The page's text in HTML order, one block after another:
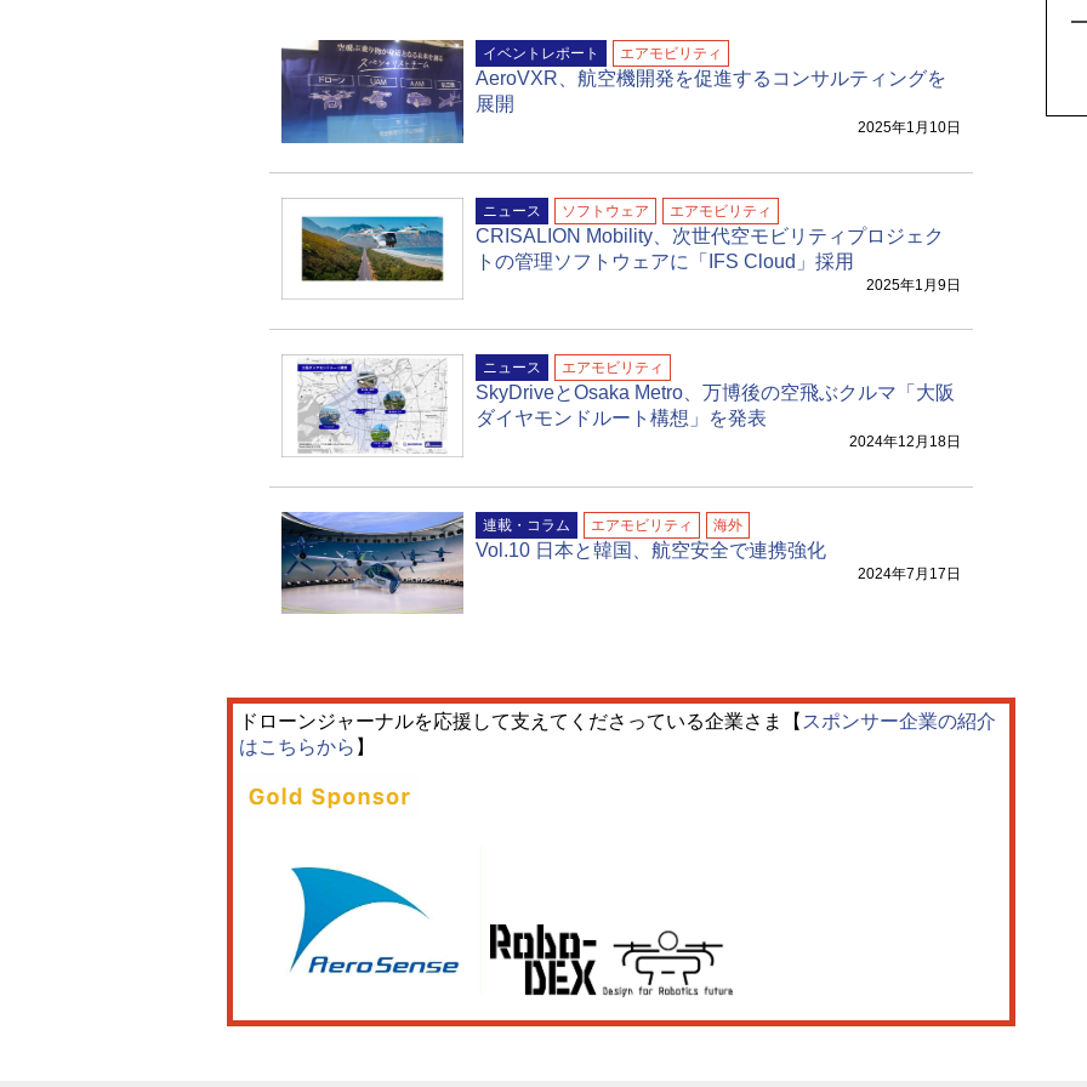
イベントレポート エアモビリティ
AeroVXR、航空機開発を促進するコンサルティングを
展開
2025年1月10日
ニュース ソフトウェア エアモビリティ
CRISALION Mobility、次世代空モビリティプロジェク
トの管理ソフトウェアに「IFS Cloud」採用
2025年1月9日
ニュース エアモビリティ
SkyDriveとOsaka Metro、万博後の空飛ぶクルマ「大阪
ダイヤモンドルート構想」を発表
2024年12月18日
連載・コラム エアモビリティ 海外
Vol.10 日本と韓国、航空安全で連携強化
2024年7月17日
ドローンジャーナルを応援して支えてくださっている企業さま【 スポンサー企業の紹介
はこちらから 】